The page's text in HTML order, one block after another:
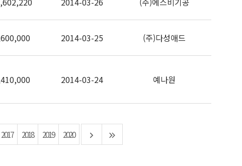
2014-03-25 (주)다성애드
2014-03-24 예나원
2017 2018 2019 2020